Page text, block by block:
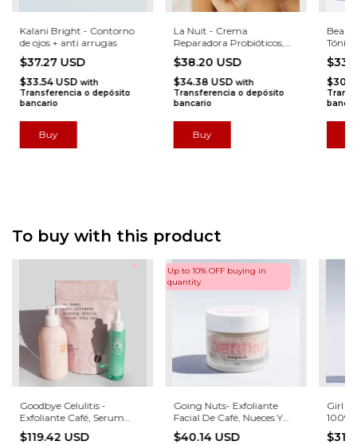
Kalani Bright - Contorno
de ojos + anti arrugas
$37.27 USD
$33.54 USDwith
Transferencia o depósito
bancario
La Nuit - Crema
Reparadora Probióticos,
Squalane Y Uva
$38.20 USD
$34.38 USDwith
Transferencia o depósito
bancario
To buy with this product
Goodbye Celulitis -
Exfoliante Café, Serum
Reductor, Crema
$119.42 USD
Going Nuts- Exfoliante
Facial De Café, Nueces Y
Almendras
$40.14 USD
Up to 10% OFF buying in
quantity
Girl
100%